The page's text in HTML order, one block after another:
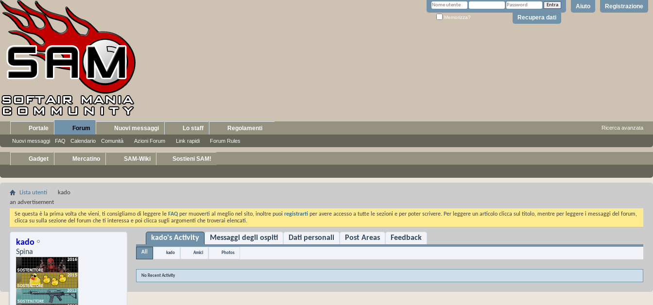
Registrazione
Aiuto
Memorizza? Recupera dati
Portale Forum
Nuovi messaggi FAQ Calendario Comunità Azioni Forum Link rapidi Forum Rules
Nuovi messaggi Lo staff Regolamenti Ricerca avanzata
Gadget Mercatino SAM-Wiki Sostieni SAM!
Lista utenti
kado
an advertisement
Se questa è la prima volta che vieni, ti consigliamo di leggere le FAQ per muoverti al meglio nel sito, inoltre puoi registrarti per avere accesso a tutte le sezioni e per poter scrivere. Per leggere un articolo clicca sul titolo, mentre per leggere i messaggi del forum,
clicca su sulla sezione del forum che ti interessa e poi clicca sugli argomenti che troverai elencati.
kado
Spina
kado's Activity Messaggi degli ospiti Dati personali Post Areas Feedback
All kado Amici Photos
No Recent Activity